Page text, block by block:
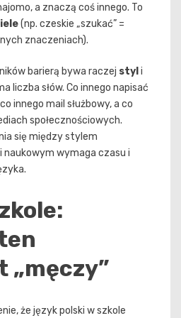
a znaczą coś innego. To
(np. czeskie „szukać” =
znaczeniach).
barierą bywa raczej styl i
liczba słów. Co innego napisać
innego mail służbowy, a co
społecznościowych.
się między stylem
wymaga czasu i
„męczy”
że język polski w szkole